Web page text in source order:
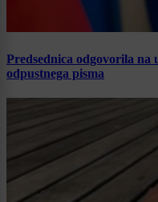
Predsednica odgovorila
odpustnega pisma